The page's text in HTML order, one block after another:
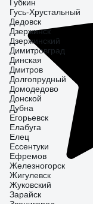
Губкин
Гусь-Хрустальный
Дедовск
Дзержинск
Дзержинский
Димитровград
Динская
Дмитров
Долгопрудный
Домодедово
Донской
Дубна
Егорьевск
Елабуга
Елец
Ессентуки
Ефремов
Железногорск
Жигулевск
Жуковский
Зарайск